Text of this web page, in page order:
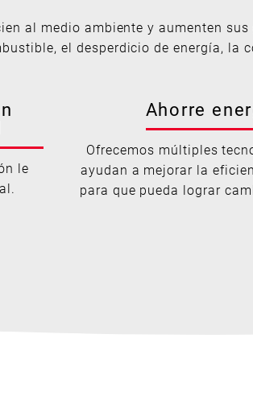
al medio ambiente y aumenten
el desperdicio de energía, la
le
Ahorre
Ofrecemos múltiples
ayudan a mejorar la
para que pueda lograr